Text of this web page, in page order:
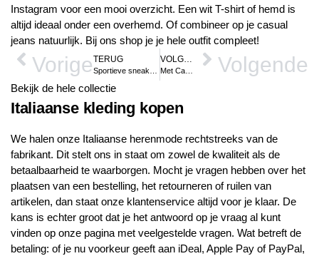
Instagram voor een mooi overzicht. Een wit T-shirt of hemd is
altijd ideaal onder een overhemd. Of combineer op je casual
jeans natuurlijk. Bij ons shop je je hele outfit compleet!
VorigeTERUG VOLGENDE
Met Casual Friday stijlvol het weekend in Volgende
Bekijk de hele collectie
Italiaanse kleding kopen
We halen onze Italiaanse herenmode rechtstreeks van de
fabrikant. Dit stelt ons in staat om zowel de kwaliteit als de
betaalbaarheid te waarborgen. Mocht je vragen hebben over het
plaatsen van een bestelling, het retourneren of ruilen van
artikelen, dan staat onze klantenservice altijd voor je klaar. De
kans is echter groot dat je het antwoord op je vraag al kunt
vinden op onze pagina met veelgestelde vragen. Wat betreft de
betaling: of je nu voorkeur geeft aan iDeal, Apple Pay of PayPal,